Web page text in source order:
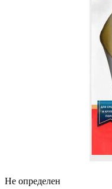
Не определен